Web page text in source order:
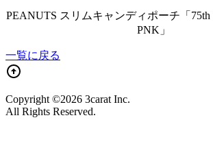
PEANUTS スリムキャンディポーチ「
PNK」
一覧に戻る
Copyright ©2026 3carat Inc.
All Rights Reserved.